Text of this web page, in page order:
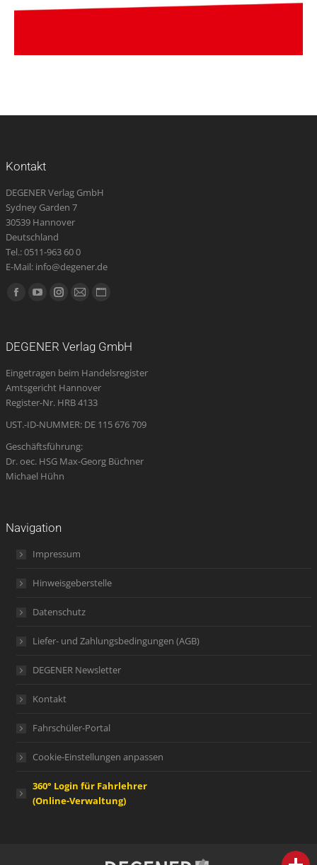
Kontakt
DEGENER Verlag GmbH
Sydney Garden 7
30539 Hannover
Deutschland
Tel.: 0511-963 60 0
E-Mail: info@degener.de
Finden Sie uns auf:
Facebook
new
window
YouTube
new
window
Instagram
new
window
E-
opens
in
new
Website
new
DEGENER Verlag GmbH
Eingetragen beim Handelsregister
Amtsgericht Hannover
Register-Nr. HRB 4133
UST.-ID-NUMMER: DE 115 676 709
Geschäftsführung:
Dr. oec. HSG Max-Georg Büchner
Michael Hühn
Navigation
Impressum
Hinweisgeberstelle
Datenschutz
Liefer- und Zahlungsbedingungen (AGB)
DEGENER Newsletter
Kontakt
Fahrschüler-Portal
Cookie-Einstellungen anpassen
360° Login für Fahrlehrer
(Online-Verwaltung)
person IHR FACHBERATER